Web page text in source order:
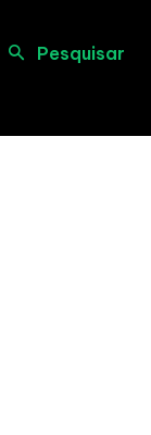
Pesquisar